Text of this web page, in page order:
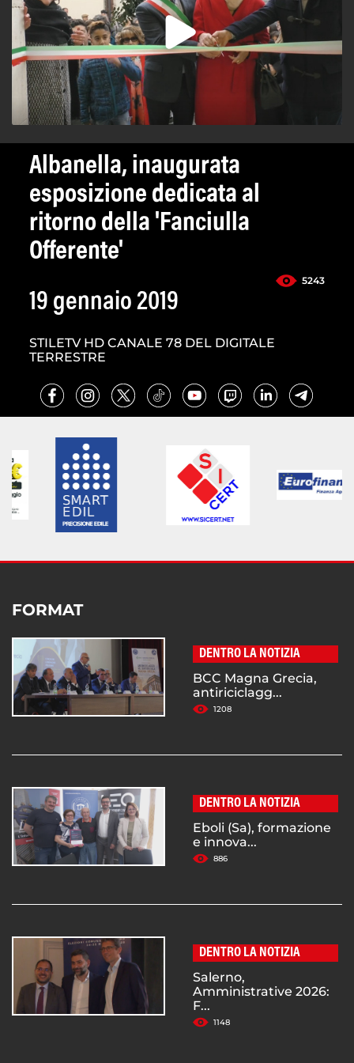
Albanella, inaugurata
esposizione dedicata al
ritorno della 'Fanciulla
Offerente'
5243
19 gennaio 2019
STILETV HD CANALE 78 DEL DIGITALE
TERRESTRE
FORMAT
DENTRO LA NOTIZIA
BCC Magna Grecia,
antiriciclagg...
1208
DENTRO LA NOTIZIA
Eboli (Sa), formazione
e innova...
886
DENTRO LA NOTIZIA
Salerno,
Amministrative 2026:
F...
1148